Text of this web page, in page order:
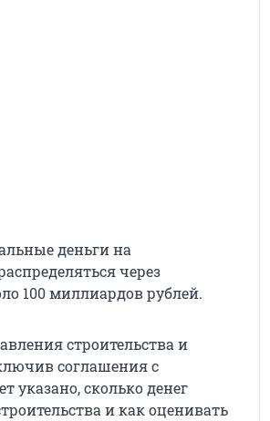
деньги на
через
100 миллиардов рублей.
строительства и
соглашения с
указано, сколько денег
и как оценивать